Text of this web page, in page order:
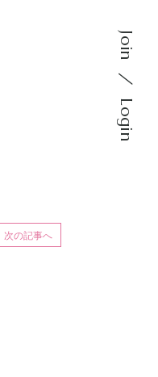
Join
Login
次の記事へ